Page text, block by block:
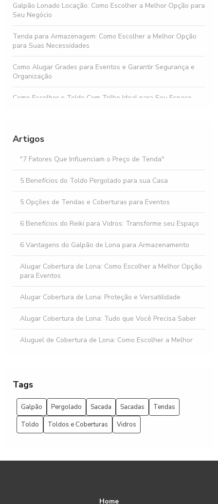
Galpão Lonado Locação: Como Escolher a Melhor Opção para
Seu Negócio
Tenda para Armazenagem: Como Escolher a Melhor Opção
para Suas Necessidades
Como Alugar Grades para Eventos e Garantir Segurança e
Organização
Como Escolher o Toldo Com Trilho Ideal para Seu Espaço
Dicas para Seu Evento
Descubra os Benefícios da Locação de Tenda 10x10 para
Seu Evento
Artigos
"7 Fatores Que Influenciam o Preço de Tenda"
5 Benefícios do Toldo Pergolado para sua Casa
5 Opções de Tendas e Coberturas para Eventos
6 Benefícios do Reiki para Vidros: Transforme seu Espaço
6 Vantagens do Galpão de Lona para Armazenamento
Alugar Cobertura de Lona: Como Escolher a Melhor Opção
para Eventos
Alugar Cobertura de Lona: Proteção e Versatilidade
Alugar Cobertura de Lona: Tudo que Você Precisa Saber
Aluguel de Cobertura de Lona: Como Escolher a Melhor
Aluguel de Grades para Eventos: Solução Prática
Aluguel de Palco SP para Eventos Incríveis
Aluguel de Palco SP: Como Escolher o Melhor
Tags
Galpão Pergolado Sacada Sacadas
Tendas
Toldo
Toldos e Coberturas Vidros
Home